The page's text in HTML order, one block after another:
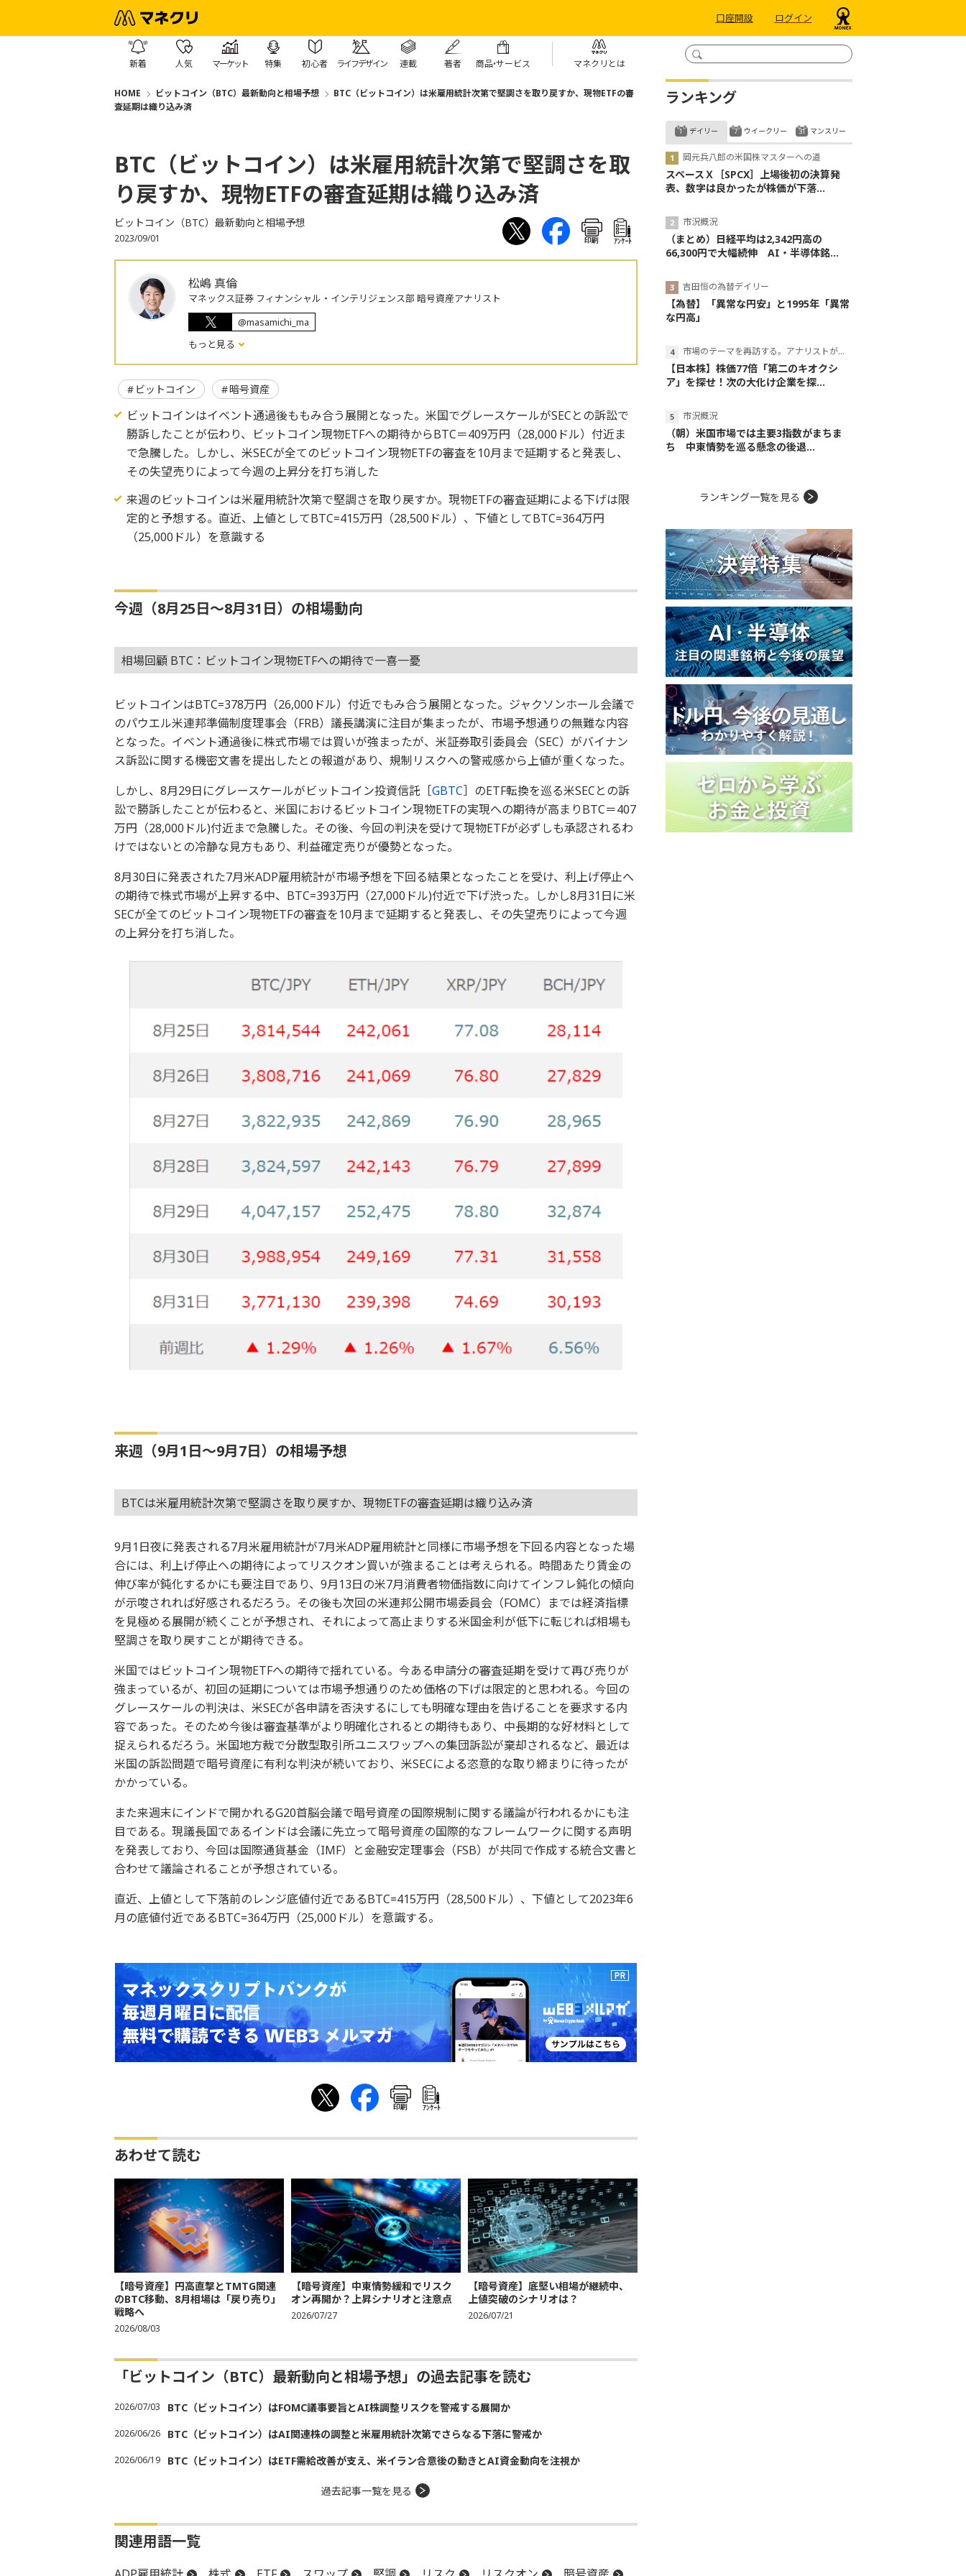
口座開設 ログイン
新着 人気 マーケット 特集 初心者 ライフデザイン 連載 著者 商品・サービス マネクリとは
HOME ビットコイン（BTC）最新動向と相場予想
BTC（ビットコイン）は米雇用統計次第で堅調さを取り戻すか、現物ETFの審
査延期は織り込み済
BTC（ビットコイン）は米雇用統計次第で堅調さを取
り戻すか、現物ETFの審査延期は織り込み済
ビットコイン（BTC）最新動向と相場予想
2023/09/01 印刷 ｱﾝｹｰﾄ
松嶋 真倫
マネックス証券 フィナンシャル・インテリジェンス部 暗号資産アナリスト
@masamichi_ma
もっと見る
ビットコイン 暗号資産
ビットコインはイベント通過後ももみ合う展開となった。米国でグレースケールがSECとの訴訟で
勝訴したことが伝わり、ビットコイン現物ETFへの期待からBTC＝409万円（28,000ドル）付近ま
で急騰した。しかし、米SECが全てのビットコイン現物ETFの審査を10月まで延期すると発表し、
その失望売りによって今週の上昇分を打ち消した
来週のビットコインは米雇用統計次第で堅調さを取り戻すか。現物ETFの審査延期による下げは限
定的と予想する。直近、上値としてBTC=415万円（28,500ドル）、下値としてBTC=364万円
（25,000ドル）を意識する
今週（8月25日～8月31日）の相場動向
相場回顧 BTC：ビットコイン現物ETFへの期待で一喜一憂
ビットコインはBTC=378万円（26,000ドル）付近でもみ合う展開となった。ジャクソンホール会議で
のパウエル米連邦準備制度理事会（FRB）議長講演に注目が集まったが、市場予想通りの無難な内容
となった。イベント通過後に株式市場では買いが強まったが、米証券取引委員会（SEC）がバイナン
ス訴訟に関する機密文書を提出したとの報道があり、規制リスクへの警戒感から上値が重くなった。
しかし、8月29日にグレースケールがビットコイン投資信託［GBTC］のETF転換を巡る米SECとの訴
訟で勝訴したことが伝わると、米国におけるビットコイン現物ETFの実現への期待が高まりBTC＝407
万円（28,000ドル)付近まで急騰した。その後、今回の判決を受けて現物ETFが必ずしも承認されるわ
けではないとの冷静な見方もあり、利益確定売りが優勢となった。
8月30日に発表された7月米ADP雇用統計が市場予想を下回る結果となったことを受け、利上げ停止へ
の期待で株式市場が上昇する中、BTC=393万円（27,000ドル)付近で下げ渋った。しかし8月31日に米
SECが全てのビットコイン現物ETFの審査を10月まで延期すると発表し、その失望売りによって今週
の上昇分を打ち消した。
来週（9月1日～9月7日）の相場予想
BTCは米雇用統計次第で堅調さを取り戻すか、現物ETFの審査延期は織り込み済
9月1日夜に発表される7月米雇用統計が7月米ADP雇用統計と同様に市場予想を下回る内容となった場
合には、利上げ停止への期待によってリスクオン買いが強まることは考えられる。時間あたり賃金の
伸び率が鈍化するかにも要注目であり、9月13日の米7月消費者物価指数に向けてインフレ鈍化の傾向
が示唆されれば好感されるだろう。その後も次回の米連邦公開市場委員会（FOMC）までは経済指標
を見極める展開が続くことが予想され、それによって高止まりする米国金利が低下に転じれば相場も
堅調さを取り戻すことが期待できる。
米国ではビットコイン現物ETFへの期待で揺れている。今ある申請分の審査延期を受けて再び売りが
強まっているが、初回の延期については市場予想通りのため価格の下げは限定的と思われる。今回の
グレースケールの判決は、米SECが各申請を否決するにしても明確な理由を告げることを要求する内
容であった。そのため今後は審査基準がより明確化されるとの期待もあり、中長期的な好材料として
捉えられるだろう。米国地方裁で分散型取引所ユニスワップへの集団訴訟が棄却されるなど、最近は
米国の訴訟問題で暗号資産に有利な判決が続いており、米SECによる恣意的な取り締まりに待ったが
かかっている。
また来週末にインドで開かれるG20首脳会議で暗号資産の国際規制に関する議論が行われるかにも注
目である。現議長国であるインドは会議に先立って暗号資産の国際的なフレームワークに関する声明
を発表しており、今回は国際通貨基金（IMF）と金融安定理事会（FSB）が共同で作成する統合文書と
合わせて議論されることが予想されている。
直近、上値として下落前のレンジ底値付近であるBTC=415万円（28,500ドル）、下値として2023年6
月の底値付近であるBTC=364万円（25,000ドル）を意識する。
印刷 ｱﾝｹｰﾄ
あわせて読む
【暗号資産】円高直撃とTMTG関連
のBTC移動、8月相場は「戻り売り」
戦略へ
2026/08/03
【暗号資産】中東情勢緩和でリスク
オン再開か？上昇シナリオと注意点
2026/07/27
【暗号資産】底堅い相場が継続中、
上値突破のシナリオは？
2026/07/21
「ビットコイン（BTC）最新動向と相場予想」の過去記事を読む
2026/07/03 BTC（ビットコイン）はFOMC議事要旨とAI株調整リスクを警戒する展開か
2026/06/26 BTC（ビットコイン）はAI関連株の調整と米雇用統計次第でさらなる下落に警戒か
2026/06/19 BTC（ビットコイン）はETF需給改善が支え、米イラン合意後の動きとAI資金動向を注視か
過去記事一覧を見る
関連用語一覧
ランキング
デイリー
岡元兵八郎の米国株マスターへの道
スペースＸ［SPCX］上場後初の決算発
表、数字は良かったが株価が下落...
市況概況
（まとめ）日経平均は2,342円高の
66,300円で大幅続伸 AI・半導体銘...
吉田恒の為替デイリー
【為替】「異常な円安」と1995年「異常
な円高」
市場のテーマを再訪する。アナリストが読み解くテーマの本質
【日本株】株価77倍「第二のキオクシ
ア」を探せ！次の大化け企業を探...
市況概況
（朝）米国市場では主要3指数がまちま
ち 中東情勢を巡る懸念の後退...
ウイークリー マンスリー
ランキング一覧を見る